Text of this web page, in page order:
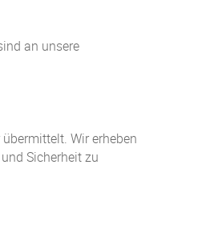
an unsere
Wir erheben
Sicherheit zu